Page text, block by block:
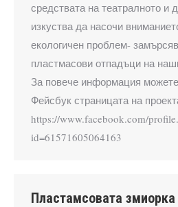
средствата на театралното и
изкуства да насочи
екологичен проблем-
пластмасови отпадъци на
За повече информация
Фейсбук страницата на
https://www.facebook.com/
id=61571605064163
Пластамсовата змиорка